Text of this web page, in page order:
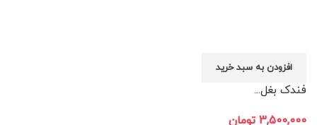
افزودن به سبد خرید
فندک بغل...
3,500,000 تومان